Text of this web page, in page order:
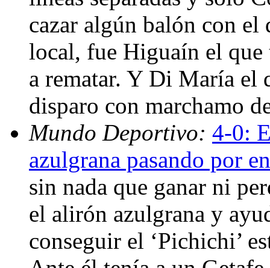
cazar algún balón con
local, fue Higuaín el que
a rematar. Y Di María el
disparo con marchamo
Mundo Deportivo: 4-0:
azulgrana pasando por
sin nada que ganar ni
el alirón azulgrana y
conseguir el ‘Pichichi’